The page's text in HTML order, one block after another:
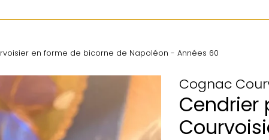
en forme de bicorne de Napoléon - Années 60
Cognac
Cendrier